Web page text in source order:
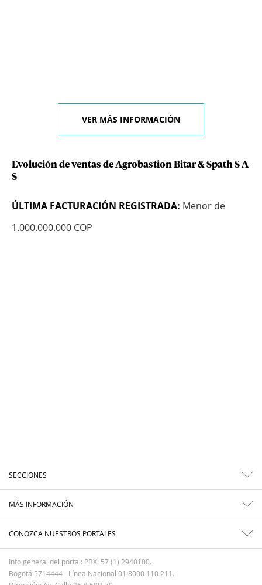
VER MÁS INFORMACIÓN
Evolución de ventas de Agrobastion Bitar & Spath S A
S
ÚLTIMA FACTURACIÓN REGISTRADA: Menor de
1.000.000.000 COP
SECCIONES
MÁS INFORMACIÓN
CONOZCA NUESTROS PORTALES
Info general del portal: PBX: 57 (1) 2940100.
Bogotá 5714444 - Línea Nacional 01 8000 110 211.